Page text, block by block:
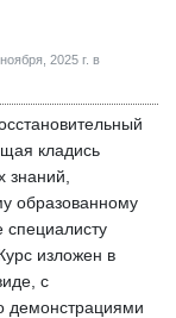
2025 г. в
кладись
знаний,
образованному
специалисту
изложен в
с
демонстрациями